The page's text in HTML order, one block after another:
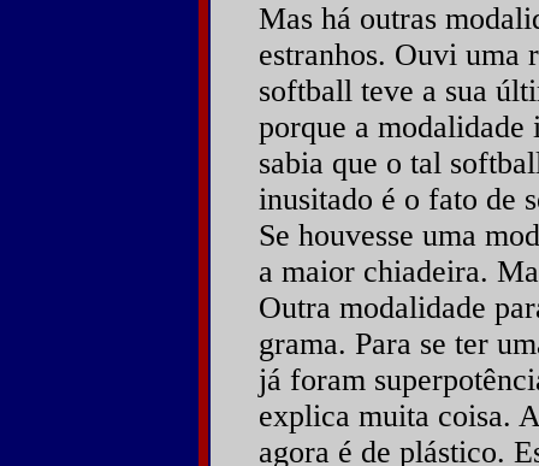
Mas há outras
estranhos. Ouvi uma
softball teve a sua
porque a modalidade
sabia que o tal
inusitado é o fato de
Se houvesse uma
a maior chiadeira.
Outra modalidade
grama. Para se ter
já foram
explica muita coisa.
agora é de plástico.